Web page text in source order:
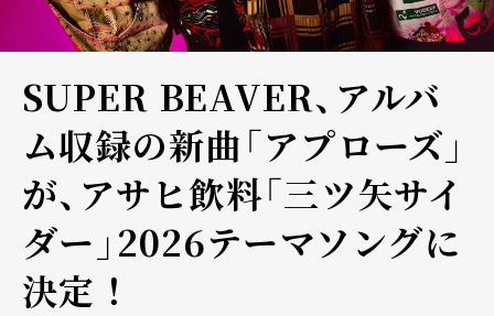
SUPER BEAVER、アルバ
ム収録の新曲「アプローズ」
が、アサヒ飲料「三ツ矢サイ
ダー」2026テーマソングに
決定 ！